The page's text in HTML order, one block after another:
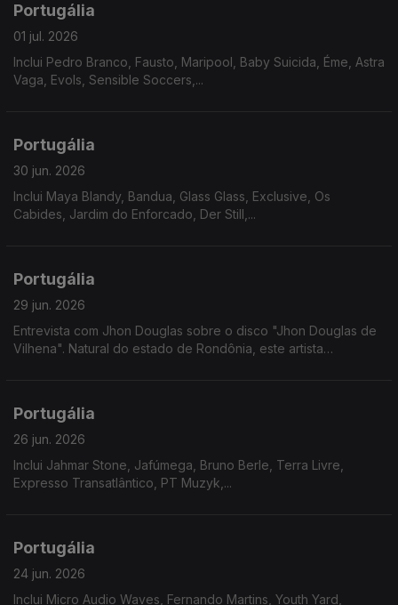
Portugália
01 jul. 2026
Inclui Pedro Branco, Fausto, Maripool, Baby Suicida, Éme, Astra
Vaga, Evols, Sensible Soccers,...
Portugália
30 jun. 2026
Inclui Maya Blandy, Bandua, Glass Glass, Exclusive, Os
Cabides, Jardim do Enforcado, Der Still,...
Portugália
29 jun. 2026
Entrevista com Jhon Douglas sobre o disco "Jhon Douglas de
Vilhena". Natural do estado de Rondônia, este artista
Portugália
26 jun. 2026
Inclui Jahmar Stone, Jafúmega, Bruno Berle, Terra Livre,
Expresso Transatlântico, PT Muzyk,...
Portugália
24 jun. 2026
Inclui Micro Audio Waves, Fernando Martins, Youth Yard,